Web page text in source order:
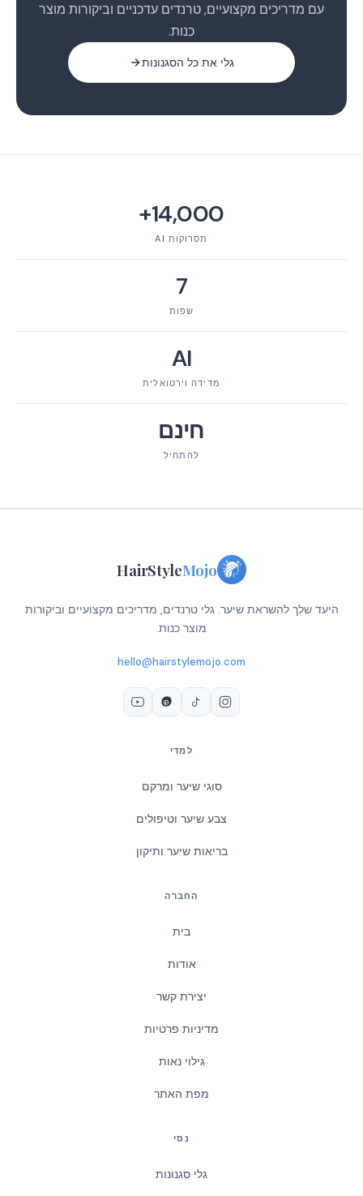
עם מדריכים מקצועיים, טרנדים עדכניים וביקורות מוצר
כנות.
גלי את כל הסגנונות
14,000+
תסרוקות AI
7
שפות
AI
מדידה וירטואלית
חינם
להתחיל
HairStyleMojo
היעד שלך להשראת שיער. גלי טרנדים, מדריכים מקצועיים וביקורות
מוצר כנות.
hello@hairstylemojo.com
למדי
סוגי שיער ומרקם
צבע שיער וטיפולים
בריאות שיער ותיקון
החברה
בית
אודות
יצירת קשר
מדיניות פרטיות
גילוי נאות
מפת האתר
נסי
גלי סגנונות